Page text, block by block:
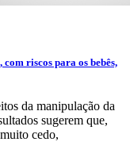
riscos para os bebês,
da manipulação da
sugerem que,
cedo,